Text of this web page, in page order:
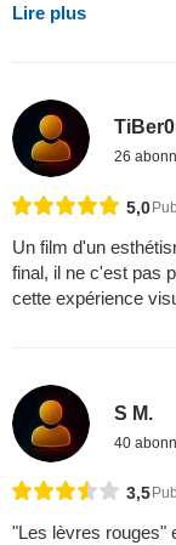
Lire plus
26
5,0
Un film d'un
final, il ne c'est pas
cette expérience
S M.
40
3,5
"Les lèvres rouges"